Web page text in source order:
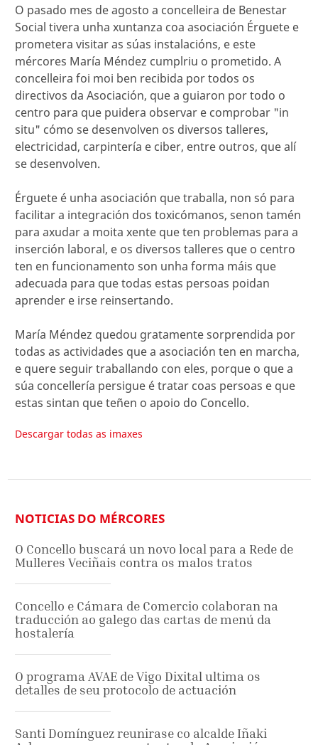
O pasado mes de agosto a concelleira de Benestar
Social tivera unha xuntanza coa asociación Érguete e
prometera visitar as súas instalacións, e este
mércores María Méndez cumplriu o prometido. A
concelleira foi moi ben recibida por todos os
directivos da Asociación, que a guiaron por todo o
centro para que puidera observar e comprobar "in
situ" cómo se desenvolven os diversos talleres,
electricidad, carpintería e ciber, entre outros, que alí
se desenvolven.
Érguete é unha asociación que traballa, non só para
facilitar a integración dos toxicómanos, senon tamén
para axudar a moita xente que ten problemas para a
inserción laboral, e os diversos talleres que o centro
ten en funcionamento son unha forma máis que
adecuada para que todas estas persoas poidan
aprender e irse reinsertando.
María Méndez quedou gratamente sorprendida por
todas as actividades que a asociación ten en marcha,
e quere seguir traballando con eles, porque o que a
súa concellería persigue é tratar coas persoas e que
estas sintan que teñen o apoio do Concello.
Descargar todas as imaxes
NOTICIAS DO MÉRCORES
O Concello buscará un novo local para a Rede de
Mulleres Veciñais contra os malos tratos
Concello e Cámara de Comercio colaboran na
traducción ao galego das cartas de menú da
hostalería
O programa AVAE de Vigo Dixital ultima os
detalles de seu protocolo de actuación
Santi Domínguez reunirase co alcalde Iñaki